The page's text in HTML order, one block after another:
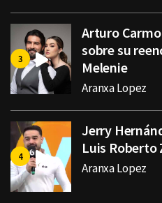
Arturo
sobre su
Melenie
Aranxa Lopez
Jerry
Luis Roberto
Aranxa Lopez